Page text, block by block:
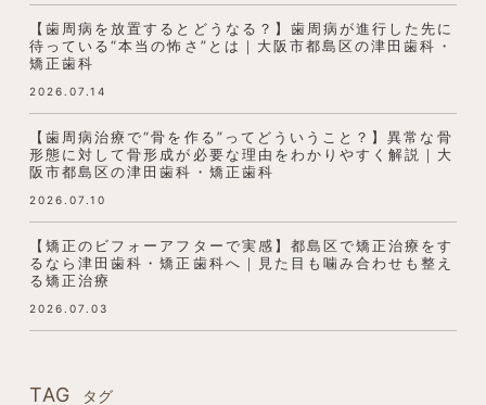
【歯周病を放置するとどうなる？】歯周病が進行した先に
待っている“本当の怖さ”とは｜大阪市都島区の津田歯科・
矯正歯科
2026.07.14
【歯周病治療で“骨を作る”ってどういうこと？】異常な骨
形態に対して骨形成が必要な理由をわかりやすく解説｜大
阪市都島区の津田歯科・矯正歯科
2026.07.10
【矯正のビフォーアフターで実感】都島区で矯正治療をす
るなら津田歯科・矯正歯科へ｜見た目も噛み合わせも整え
る矯正治療
2026.07.03
TAG タグ